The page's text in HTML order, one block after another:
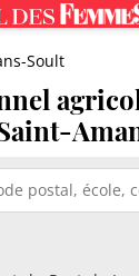
Soult
André Alquier